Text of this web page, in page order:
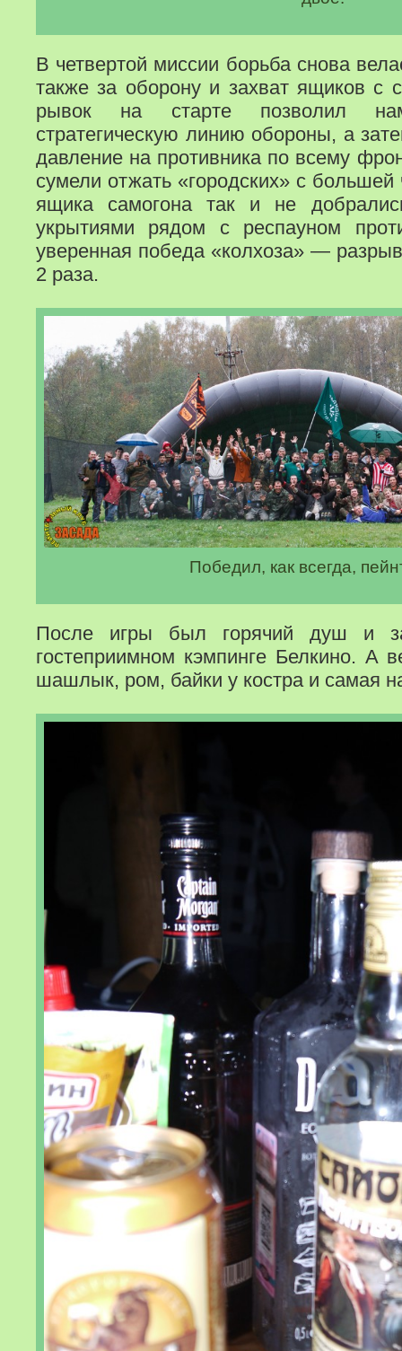
В четвертой миссии борьба снова
также за оборону и захват ящиков с
рывок на старте позволил
стратегическую линию обороны, а
давление на противника по всему
сумели отжать «городских» с
ящика самогона так и не
укрытиями рядом с респауном
уверенная победа «колхоза» —
2 раза.
Победил, как всегда,
После игры был горячий душ и
гостеприимном кэмпинге Белкино. А
шашлык, ром, байки у костра и самая